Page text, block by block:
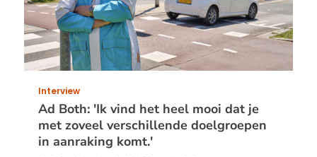
andere
het
vvn
Ad Both: 'Ik vind het heel mooi dat je
met zoveel verschillende doelgroepen
in aanraking komt.'
Interview